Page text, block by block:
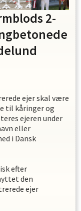
2-
ejer skal være
til kåringer og
ejeren under
eller
i Dansk
efter
den
ejer